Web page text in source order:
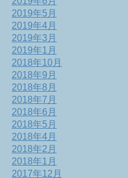
2019年5月
2019年4月
2019年3月
2019年1月
2018年10月
2018年9月
2018年8月
2018年7月
2018年6月
2018年5月
2018年4月
2018年2月
2018年1月
2017年12月